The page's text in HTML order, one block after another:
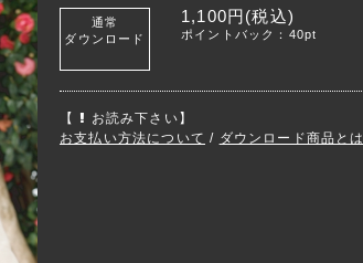
通常
ダウンロード
1,100円(税込)
ポイントバック：40pt
【
お読み下さい】
お支払い方法について / ダウンロード商品とは